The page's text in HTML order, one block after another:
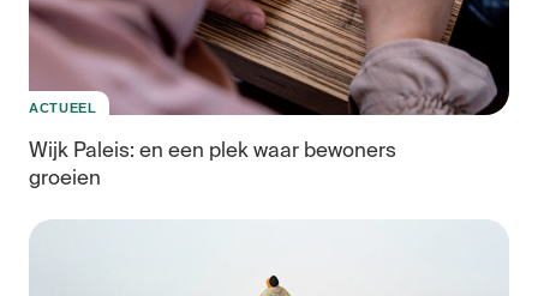
ACTUEEL
Wijk Paleis: en een plek waar bewoners
groeien